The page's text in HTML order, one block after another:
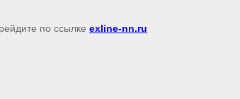
по ссылке exline-nn.ru